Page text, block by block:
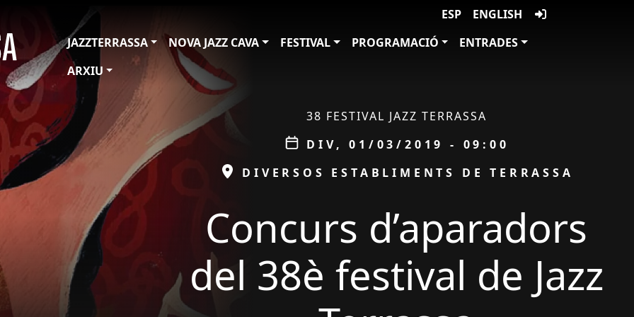
ESP
ENGLISH
JAZZTERRASSA
NOVA JAZZ CAVA FESTIVAL PROGRAMACIÓ
ENTRADES
ARXIU
ÀMBIT
38 FESTIVAL JAZZ TERRASSA
Data
DIV, 01/03/2019 - 09:00
ESPAI
DIVERSOS ESTABLIMENTS DE TERRASSA
Concurs d’aparadors
del 38è festival de Jazz